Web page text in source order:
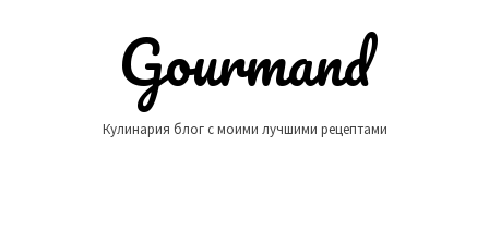
Gourmand
Кулинария блог с моими лучшими рецептами